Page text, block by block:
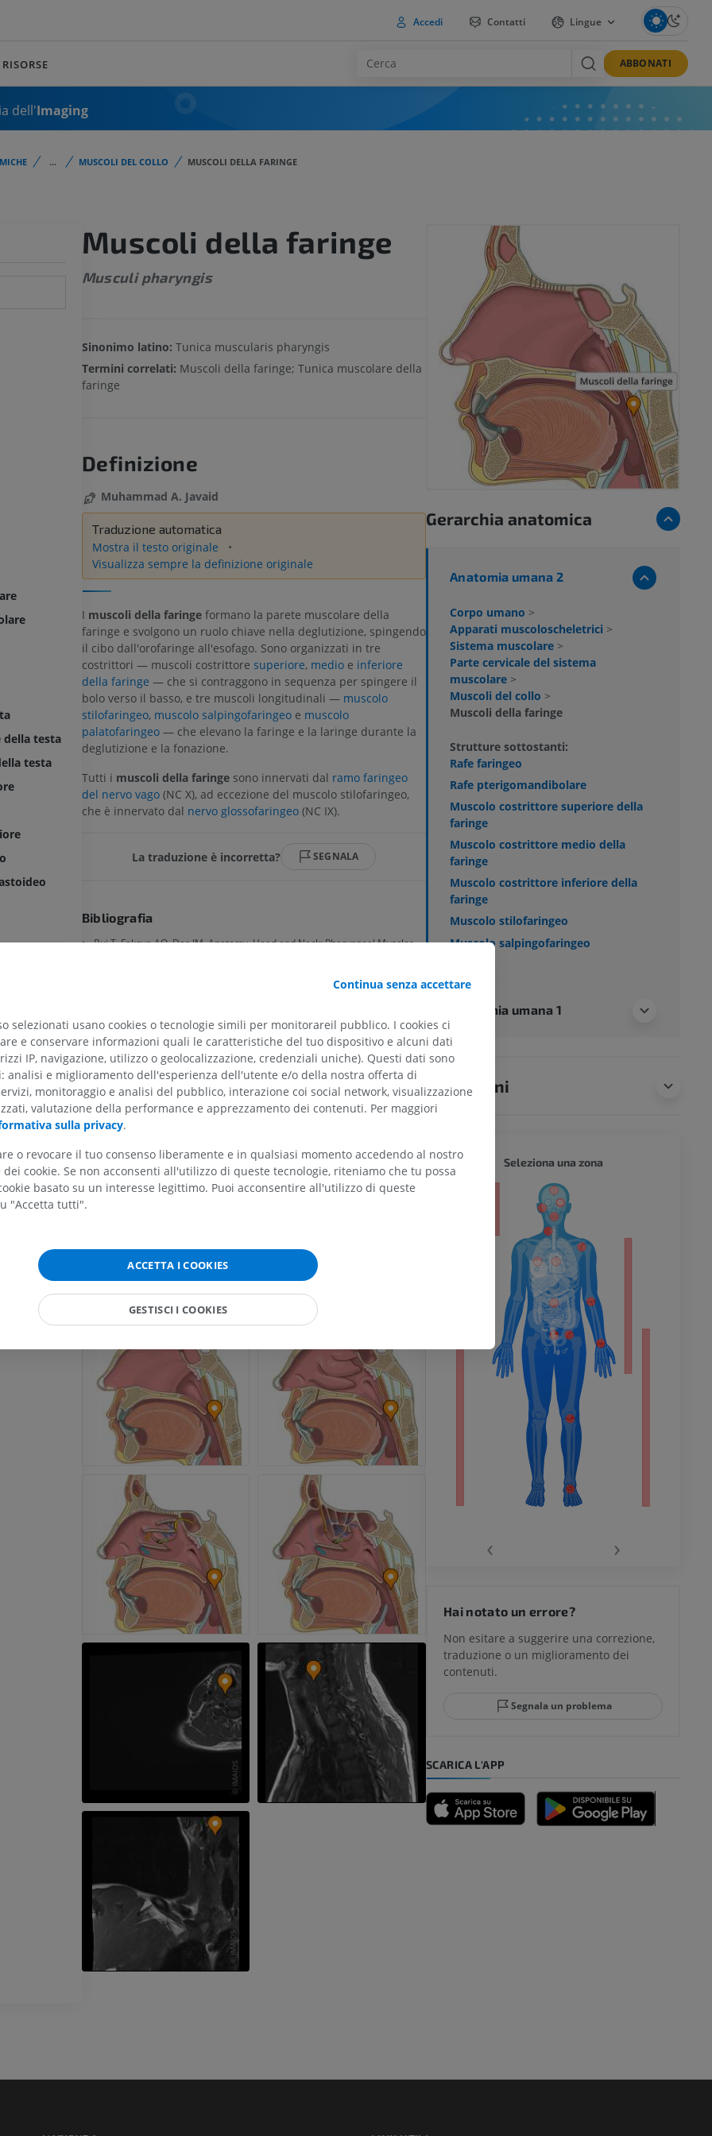
Accedi Contatti Lingue
RISORSE ABBONATI
dell'Imaging
... MUSCOLI DEL COLLO MUSCOLI DELLA FARINGE
testa
testa
Muscoli della faringe
Musculi pharyngis
Sinonimo latino: Tunica muscularis pharyngis
Termini correlati: Muscoli della faringe; Tunica muscolare della
faringe
Definizione
Muhammad A. Javaid
Traduzione automatica
Mostra il testo originale
Visualizza sempre la definizione originale
I muscoli della faringeformano la parete muscolare della
faringe e svolgono un ruolo chiave nella deglutizione, spingendo
il cibo dall'orofaringe all'esofago. Sono organizzati in tre
costrittori — muscoli costrittore superiore, medioe inferiore
della faringe — che si contraggono in sequenza per spingere il
bolo verso il basso, e tre muscoli longitudinali — muscolo
stilofaringeo, muscolo salpingofaringeoe muscolo
palatofaringeo— che elevano la faringe e la laringe durante la
deglutizione e la fonazione.
Tutti i muscoli della faringesono innervati dal ramo faringeo
del nervo vago(NC X), ad eccezione del muscolo stilofaringeo,
che è innervato dal nervo glossofaringeo(NC IX).
La traduzione è incorretta? SEGNALA
Bibliografia
Bui T, Fakoya AO, Das JM. Anatomy, Head and Neck: Pharyngeal Muscles.
41st edn. Edited by S. Standring. New York: Elsevier. Chapter 34: Pharynx,
pp. 580-582.
Galleria
Gerarchia anatomica
Anatomia umana 2
Corpo umano >
Apparati muscoloscheletrici >
Sistema muscolare >
Parte cervicale del sistema
muscolare >
Muscoli del collo >
Muscoli della faringe
Strutture sottostanti:
Rafe faringeo
Rafe pterigomandibolare
Muscolo costrittore superiore della
faringe
Muscolo costrittore medio della
faringe
Muscolo costrittore inferiore della
faringe
Muscolo stilofaringeo
Muscolo salpingofaringeo
Anatomia umana 1
Traduzioni
SUPERIORE
RMN dell'arto superiore
RMN della spalla
RMN del polso
PREMIUM
RMN del gomito
RMN della mano
Radiografia dell’arto
Radiografie
ARTO INFERIORE
Radiografia dell’arto
Radiografie
GRATUITO
RMN dell’arto inferiore
RM
PREMIUM
RMN dell'anca
RM
RMN del ginocchio
RM
PREMIUM
Artrografia TC del ginocchio
Artrografia
PREMIUM
RMN della caviglia e del
retropiede
RM
PREMIUM
RMN dell’avampiede
RM
PREMIUM
Seleziona una zona
‹ ›
Hai notato un errore?
Non esitare a suggerire una correzione,
traduzione o un miglioramento dei
contenuti.
Segnala un problema
SCARICA L'APP
Continua senza accettare
selezionati usano cookies o tecnologie simili per monitorareil pubblico. I cookies ci
e conservare informazioni quali le caratteristiche del tuo dispositivo e alcuni dati
IP, navigazione, utilizzo o geolocalizzazione, credenziali uniche). Questi dati sono
analisi e miglioramento dell'esperienza dell'utente e/o della nostra offerta di
monitoraggio e analisi del pubblico, interazione coi social network, visualizzazione
valutazione della performance e apprezzamento dei contenuti. Per maggiori
sulla privacy.
o revocare il tuo consenso liberamente e in qualsiasi momento accedendo al nostro
cookie. Se non acconsenti all'utilizzo di queste tecnologie, riteniamo che tu possa
basato su un interesse legittimo. Puoi acconsentire all'utilizzo di queste
"Accetta tutti".
ACCETTA I COOKIES
GESTISCI I COOKIES